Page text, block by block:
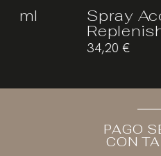
Spray
Replenish 250 ml
PAGO
CON